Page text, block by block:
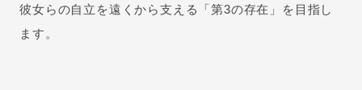
彼女らの自立を遠くから支える「第3の存在」を目指し
ます。